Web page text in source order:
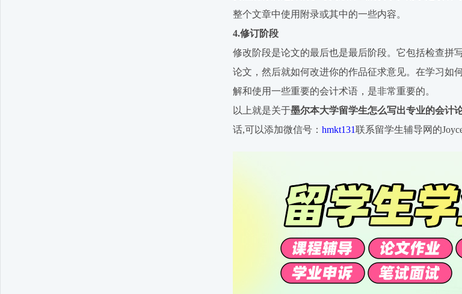
整个文章中使用附录或其中的一些内容。
4.修订阶段
修改阶段是论文的最后也是最后阶段。它包括检查拼
论文，然后就如何改进你的作品征求意见。在学习如
解和使用一些重要的会计术语，是非常重要的。
以上就是关于墨尔本大学留学生怎么写出专业的会计
话,可以添加微信号： hmkt131联系留学生辅导网的